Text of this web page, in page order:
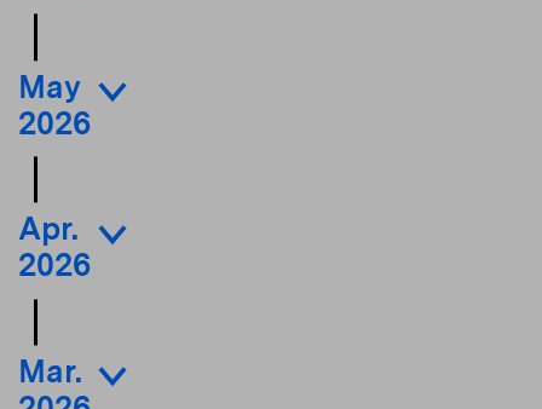
May
2026
Apr.
2026
Mar.